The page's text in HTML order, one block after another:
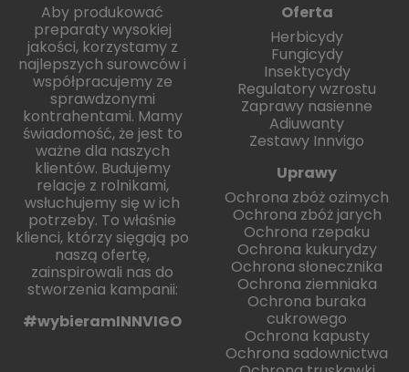
Aby produkować
preparaty wysokiej
jakości, korzystamy z
najlepszych surowców i
współpracujemy ze
sprawdzonymi
kontrahentami. Mamy
świadomość, że jest to
ważne dla naszych
klientów. Budujemy
relacje z rolnikami,
wsłuchujemy się w ich
potrzeby. To właśnie
klienci, którzy sięgają po
naszą ofertę,
zainspirowali nas do
stworzenia kampanii:
#wybieramINNVIGO
Oferta
Herbicydy
Fungicydy
Insektycydy
Regulatory wzrostu
Zaprawy nasienne
Adiuwanty
Zestawy Innvigo
Uprawy
Ochrona zbóż ozimych
Ochrona zbóż jarych
Ochrona rzepaku
Ochrona kukurydzy
Ochrona słonecznika
Ochrona ziemniaka
Ochrona buraka
cukrowego
Ochrona kapusty
Ochrona sadownictwa